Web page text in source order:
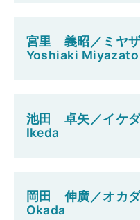
宮里 義昭／ミヤ
Yoshiaki Miyazato
池田 卓矢／イケ
Ikeda
岡田 伸廣／オカ
Okada